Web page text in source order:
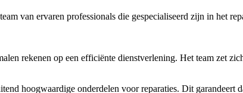
van ervaren professionals die gespecialiseerd zijn in het
rekenen op een efficiënte dienstverlening. Het team zet
hoogwaardige onderdelen voor reparaties. Dit garandeert